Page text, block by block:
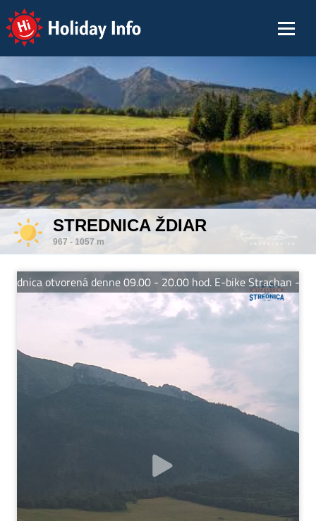
Holiday Info
STREDNICA ŽDIAR
967 - 1057 m
otvorená denne 09.00 - 20.00 hod. E-bike Strachan -